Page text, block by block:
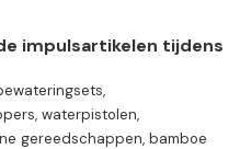
impulsartikelen tijdens
waterpistolen,
gereedschappen, bamboe